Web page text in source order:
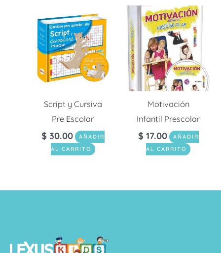
Script y Cursiva
Pre Escolar
$ 30.00
AÑADIR
AL CARRITO
Motivación
Infantil Prescolar
$ 17.00
AÑADIR
AL CARRITO